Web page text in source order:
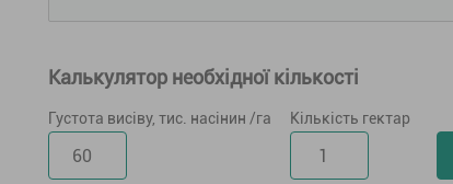
Калькулятор необхідної кількості
Густота висіву, тис. насінин /га Кількість гектар